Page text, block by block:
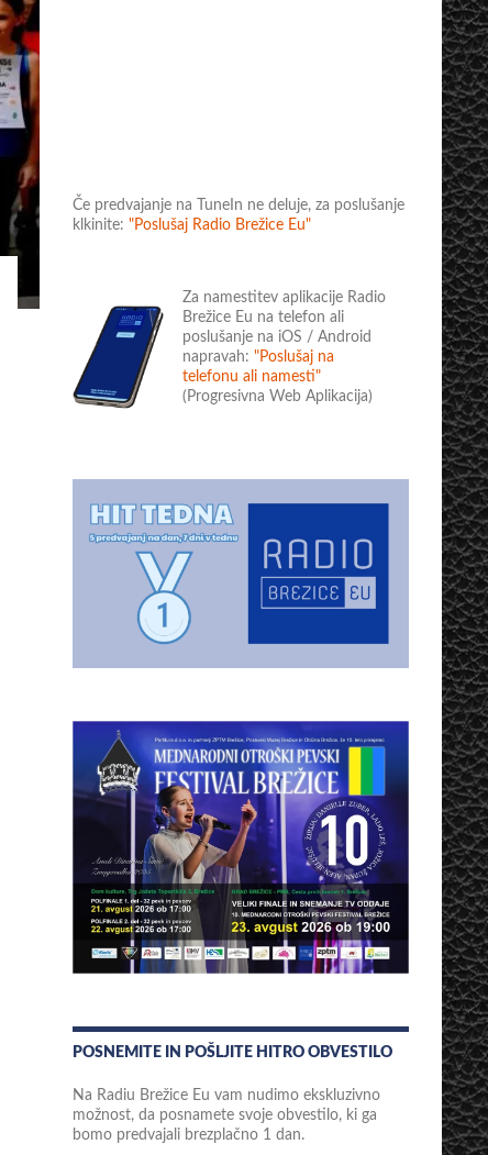
Če predvajanje na TuneIn ne deluje, za poslušanje
klkinite: "Poslušaj Radio Brežice Eu"
Za namestitev aplikacije Radio
Brežice Eu na telefon ali
poslušanje na iOS / Android
napravah: "Poslušaj na
telefonu ali namesti"
(Progresivna Web Aplikacija)
POSNEMITE IN POŠLJITE HITRO OBVESTILO
Na Radiu Brežice Eu vam nudimo ekskluzivno
možnost, da posnamete svoje obvestilo, ki ga
bomo predvajali brezplačno 1 dan.